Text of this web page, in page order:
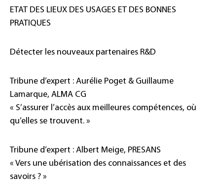
ETAT DES LIEUX DES USAGES ET DES BONNES
PRATIQUES
Détecter les nouveaux partenaires R&D
Tribune d’expert : Aurélie Poget & Guillaume
Lamarque, ALMA CG
« S’assurer l’accès aux meilleures compétences, où
qu’elles se trouvent. »
Tribune d’expert : Albert Meige, PRESANS
« Vers une ubérisation des connaissances et des
savoirs ? »